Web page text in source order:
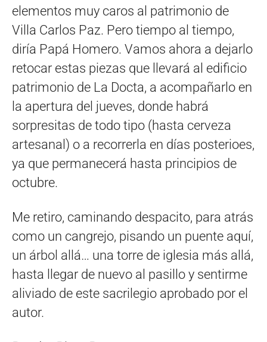
elementos muy caros al patrimonio de
Villa Carlos Paz. Pero tiempo al tiempo,
diría Papá Homero. Vamos ahora a dejarlo
retocar estas piezas que llevará al edificio
patrimonio de La Docta, a acompañarlo en
la apertura del jueves, donde habrá
sorpresitas de todo tipo (hasta cerveza
artesanal) o a recorrerla en días posterioes,
ya que permanecerá hasta principios de
octubre.
Me retiro, caminando despacito, para atrás
como un cangrejo, pisando un puente aquí,
un árbol allá… una torre de iglesia más allá,
hasta llegar de nuevo al pasillo y sentirme
aliviado de este sacrilegio aprobado por el
autor.